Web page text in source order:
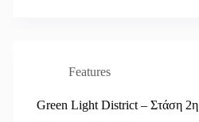
Features
Green Light District – Στάση 2η